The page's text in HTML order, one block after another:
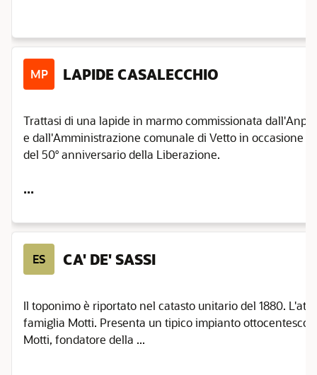
MP LAPIDE CASALECCHIO
Trattasi di una lapide in marmo commissionata dall'Anpi
e dall'Amministrazione comunale di Vetto in occasione
del 50° anniversario della Liberazione.
...
ES CA' DE' SASSI
Il toponimo è riportato nel catasto unitario del 1880.
famiglia Motti. Presenta un tipico impianto ottocentesco
Motti, fondatore della ...